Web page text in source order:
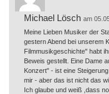
Michael Lösch am
Meine Lieben Musiker der
gestern Abend bei unserem
Filmmusikgeschichte" habt
Beweis gestellt. Eine Dame
Konzert" - ist eine
mir - aber das ist nicht das
Ich glaube und weiß ,dass